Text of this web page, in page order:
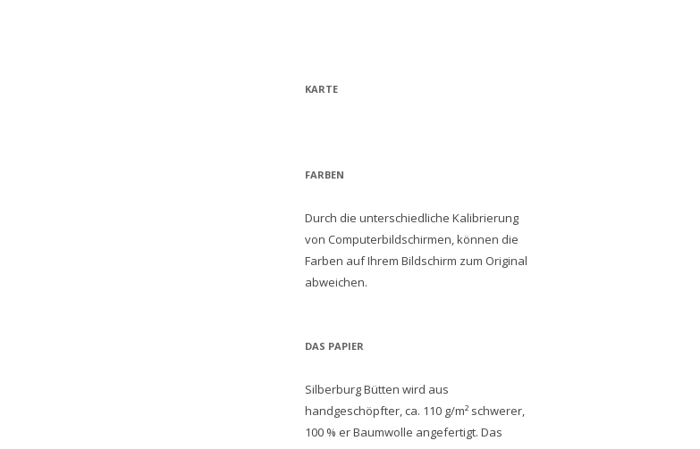
KARTE
FARBEN
Durch die unterschiedliche Kalibrierung
von Computerbildschirmen, können die
Farben auf Ihrem Bildschirm zum Original
abweichen.
DAS PAPIER
Silberburg Bütten wird aus
handgeschöpfter, ca. 110 g/m² schwerer,
100 % er Baumwolle angefertigt. Das